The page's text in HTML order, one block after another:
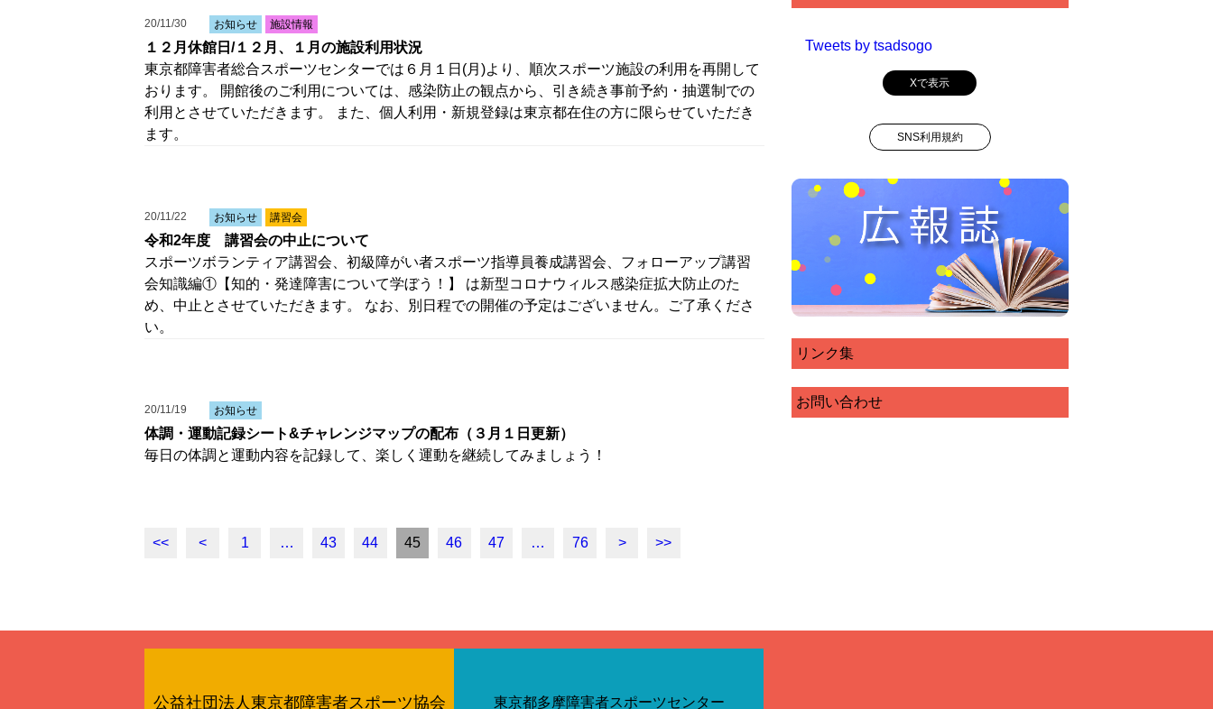
20/11/30 お知らせ 施設情報
１２月休館日/１２月、１月の施設利用状況
東京都障害者総合スポーツセンターでは６月１日(月)より、順次スポーツ施設の利用を再開して
おります。 開館後のご利用については、感染防止の観点から、引き続き事前予約・抽選制での
利用とさせていただきます。 また、個人利用・新規登録は東京都在住の方に限らせていただき
ます。
20/11/22 お知らせ 講習会
令和2年度 講習会の中止について
スポーツボランティア講習会、初級障がい者スポーツ指導員養成講習会、フォローアップ講習
会知識編①【知的・発達障害について学ぼう！】 は新型コロナウィルス感染症拡大防止のた
め、中止とさせていただきます。 なお、別日程での開催の予定はございません。ご了承くださ
い。
20/11/19 お知らせ
体調・運動記録シート&チャレンジマップの配布（３月１日更新）
毎日の体調と運動内容を記録して、楽しく運動を継続してみましょう！
<< < 1 … 43 44 45 46 47 … 76 > >>
Tweets by tsadsogo
Xで表示
SNS利用規約
リンク集
お問い合わせ
公益社団法人東京都障害者スポーツ協会 東京都多摩障害者スポーツセンター